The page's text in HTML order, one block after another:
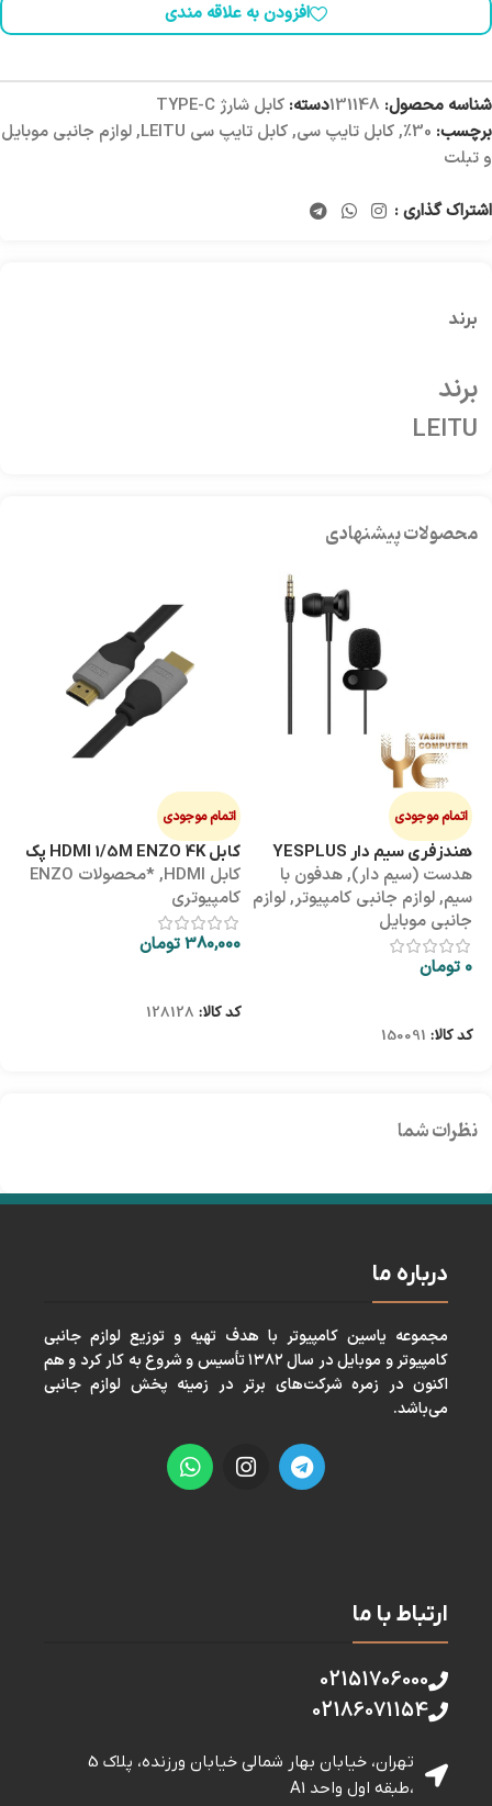
افزودن به علاقه مندی
شناسه محصول: 131148دسته: کابل شارژ TYPE-C
برچسب: 30%
,کابل تایپ سی,کابل تایپ سی LEITU ,لوازم جانبی موبایل
و تبلت
اشتراک گذاری :
برند
برند
LEITU
محصولات پیشنهادی
اتمام موجودی
هندزفری سیم دار YESPLUS
YS-113
هدست (سیم دار),هدفون با
سیم,لوازم جانبی کامپیوتر,لوازم
جانبی موبایل
0 تومان
کد کالا: 150091
اتمام موجودی
کابل HDMI 1/5M ENZO 4K پک
طلقی
کابل HDMI ,
*محصولات ENZO
کامپیوتری
380,000تومان
کد کالا: 128128
نظرات شما
درباره ما
مجموعه ياسين كامپيوتر با هدف تهيه و توزيع لوازم جانبی
كامپيوتر و موبايل در سال ١٣٨٢ تأسيس و شروع به كار كرد و هم
اكنون در زمره شركت‌های برتر در زمينه پخش لوازم جانبی
می‌باشد.
ارتباط با ما
02151706000
02186071154
تهران، خیابان بهار شمالی خيابان ورزنده، پلاک 5
،طبقه اول واحد A1